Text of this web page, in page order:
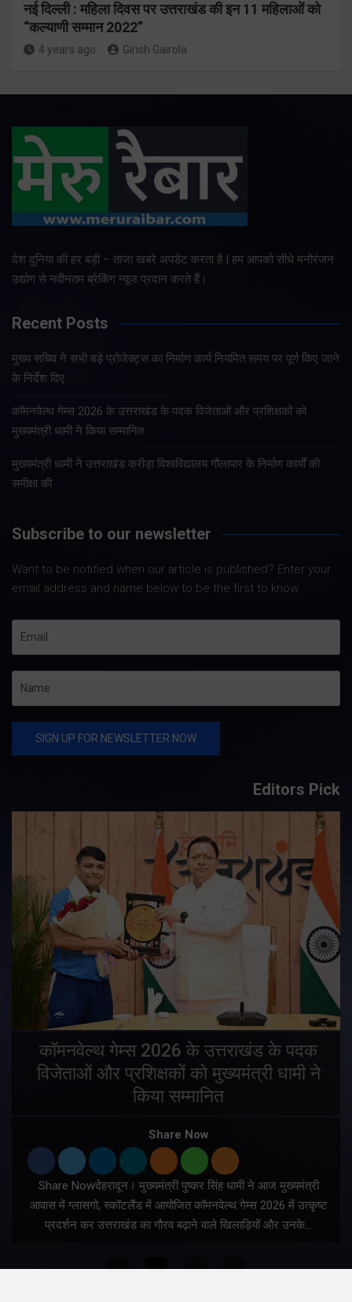
नई दिल्ली : महिला दिवस पर उत्तराखंड की इन 11 महिलाओं को
“कल्याणी सम्मान 2022”
4 years ago Girish Gairola
देश दुनिया की हर बड़ी – ताजा खबरे अपडेट करता है | हम आपको सीधे मनोरंजन
उद्योग से नवीनतम ब्रेकिंग न्यूज प्रदान करते हैं।
Recent Posts
मुख्य सचिव ने सभी बड़े प्रोजेक्ट्स का निर्माण कार्य नियमित समय पर पूर्ण किए जाने
के निर्देश दिए
कॉमनवेल्थ गेम्स 2026 के उत्तराखंड के पदक विजेताओं और प्रशिक्षकों को
मुख्यमंत्री धामी ने किया सम्मानित
मुख्यमंत्री धामी ने उत्तराखंड क्रीड़ा विश्वविद्यालय गौलापार के निर्माण कार्यों की
समीक्षा की
Subscribe to our newsletter
Want to be notified when our article is published? Enter your
email address and name below to be the first to know.
Editors Pick
कॉमनवेल्थ गेम्स 2026 के उत्तराखंड के पदक
विजेताओं और प्रशिक्षकों को मुख्यमंत्री धामी ने
किया सम्मानित
Share Now
Share Nowदेहरादून। मुख्यमंत्री पुष्कर सिंह धामी ने आज मुख्यमंत्री
आवास में ग्लासगो, स्कॉटलैंड में आयोजित कॉमनवेल्थ गेम्स 2026 में उत्कृष्ट
प्रदर्शन कर उत्तराखंड का गौरव बढ़ाने वाले खिलाड़ियों और उनके…